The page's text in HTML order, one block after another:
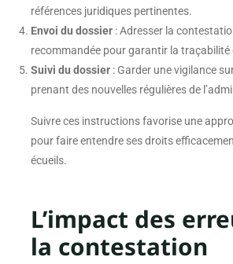
références juridiques pertinentes.
Envoi du dossier: Adresser la
recommandée pour garantir la traçabilité
Suivi du dossier: Garder une vigilance
prenant des nouvelles régulières de
Suivre ces instructions favorise une
pour faire entendre ses droits
écueils.
L’impact des
la contestation